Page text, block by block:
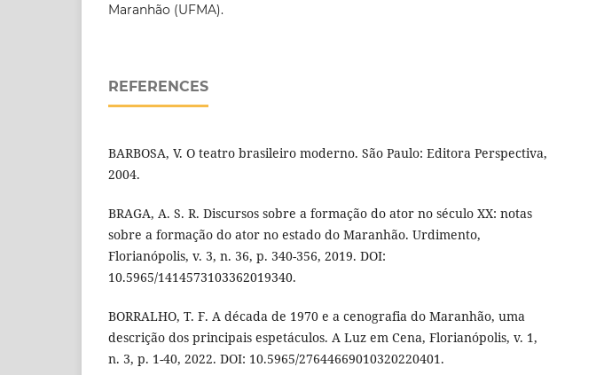
Maranhão (UFMA).
REFERENCES
BARBOSA, V. O teatro brasileiro moderno. São Paulo: Editora Perspectiva,
2004.
BRAGA, A. S. R. Discursos sobre a formação do ator no século XX: notas
sobre a formação do ator no estado do Maranhão. Urdimento,
Florianópolis, v. 3, n. 36, p. 340-356, 2019. DOI:
10.5965/1414573103362019340.
BORRALHO, T. F. A década de 1970 e a cenografia do Maranhão, uma
descrição dos principais espetáculos. A Luz em Cena, Florianópolis, v. 1,
n. 3, p. 1-40, 2022. DOI: 10.5965/27644669010320220401.